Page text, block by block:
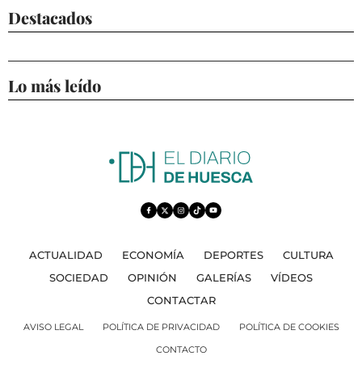
Destacados
Lo más leído
ACTUALIDAD ECONOMÍA DEPORTES
CULTURA
SOCIEDAD
OPINIÓN GALERÍAS
VÍDEOS
CONTACTAR
AVISO LEGAL POLÍTICA DE PRIVACIDAD
POLÍTICA DE COOKIES
CONTACTO